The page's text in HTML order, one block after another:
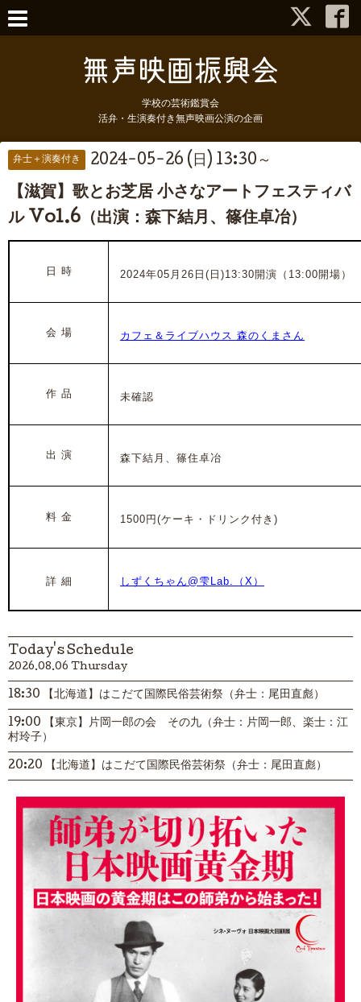
学校の芸術鑑賞会
活弁・生演奏付き無声映画公演の企画
弁士＋演奏付き 2024-05-26 (日) 13:30～
【滋賀】歌とお芝居 小さなアートフェスティバ
ル Vol.6（出演：森下結月、篠住卓冶）
日 時 2024年05月26日(日)13:30開演（13:00開場）
会 場 カフェ＆ライブハウス 森のくまさん
作 品 未確認
出 演 森下結月、篠住卓冶
料 金 1500円(ケーキ・ドリンク付き)
詳 細 しずくちゃん@雫Lab.（X）
Today's Schedule
2026.08.06 Thursday
18:30 【北海道】はこだて国際民俗芸術祭（弁士：尾田直彪）
19:00 【東京】片岡一郎の会 その九（弁士：片岡一郎、楽士：江
村玲子）
20:20 【北海道】はこだて国際民俗芸術祭（弁士：尾田直彪）